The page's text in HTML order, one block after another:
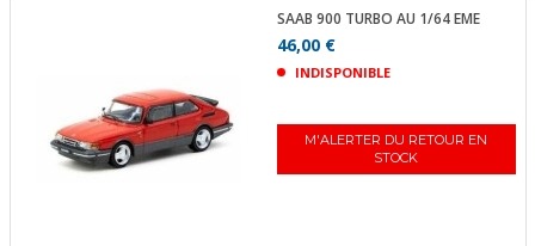
SAAB 900 TURBO AU 1/64 EME
46,00 €
INDISPONIBLE
M'ALERTER DU RETOUR EN
STOCK